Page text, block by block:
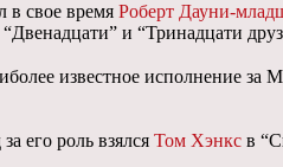
в свое время Роберт Дауни-
и “Тринадцати
известное иcполнение
его роль взялся Том Хэнкс в